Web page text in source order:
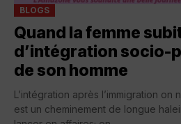
BLOGS
Quand la femme
d’intégration socio-
de son homme
L’intégration après l’immigration on
est un cheminement de longue